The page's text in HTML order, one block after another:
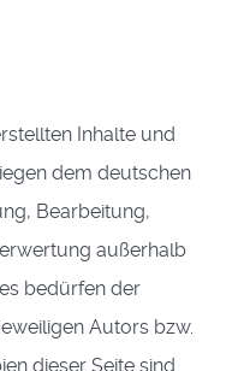
Inhalte und
dem deutschen
Bearbeitung,
außerhalb
bedürfen der
Autors bzw.
dieser Seite sind